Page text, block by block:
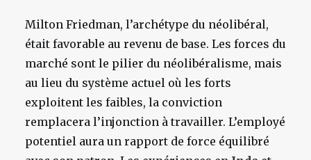
Milton Friedman, l’archétype du néolibéral,
était favorable au revenu de base. Les forces du
marché sont le pilier du néolibéralisme, mais
au lieu du système actuel où les forts
exploitent les faibles, la conviction
remplacera l’injonction à travailler. L’employé
potentiel aura un rapport de force équilibré